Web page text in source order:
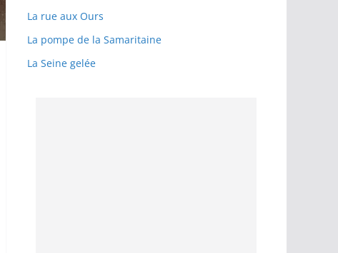
La rue aux Ours
La pompe de la Samaritaine
La Seine gelée